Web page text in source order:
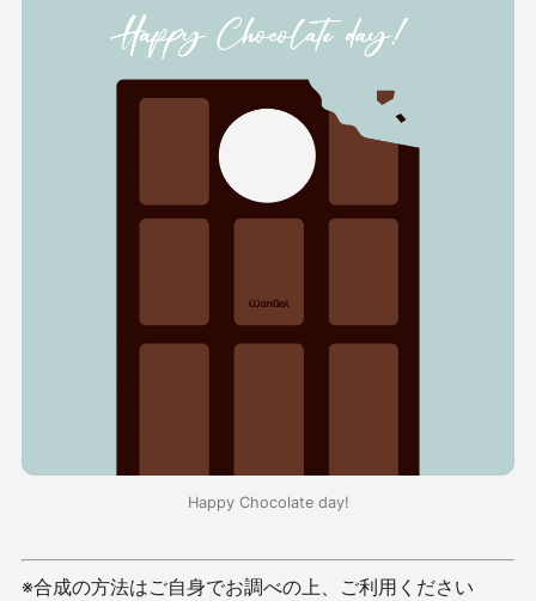
Happy Chocolate day!
※合成の方法はご自身でお調べの上、ご利用ください